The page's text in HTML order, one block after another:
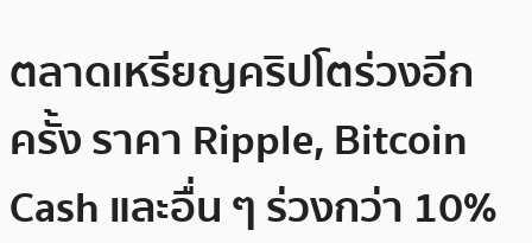
ตลาดเหรียญคริปโตร่วงอีก
ครั้ง ราคา Ripple, Bitcoin
Cash และอื่น ๆ ร่วงกว่า 10%